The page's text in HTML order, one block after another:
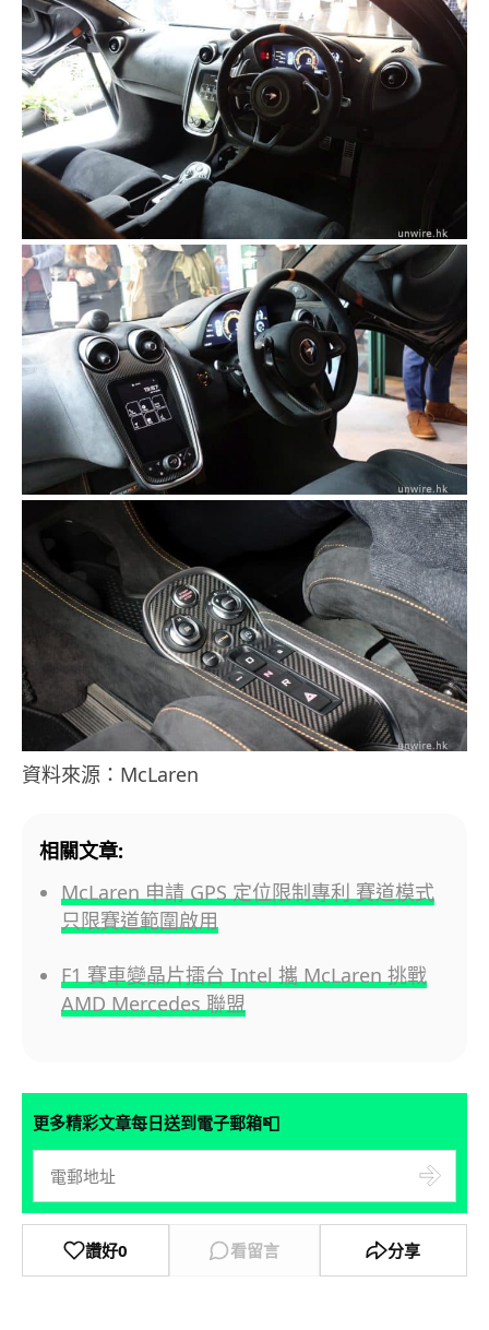
資料來源：McLaren
相關文章:
McLaren 申請 GPS 定位限制專利 賽道模式
只限賽道範圍啟用
F1 賽車變晶片擂台 Intel 攜 McLaren 挑戰
AMD Mercedes 聯盟
更多精彩文章每日送到電子郵箱📮
讚好0 看留言 分享